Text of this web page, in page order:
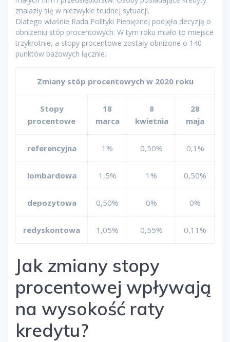
znalazły się w niezwykle trudnej sytuacji.
Dlatego właśnie Rada Polityki Pieniężnej podjęła decyzję o
obniżeniu stóp procentowych. W tym roku miało to miejsce
trzykrotnie, a stopy procentowe zostały obniżone o 140
punktów bazowych łącznie.
Zmiany stóp procentowych w 2020 roku
Stopy
procentowe
18
marca
8
kwietnia
28
maja
referencyjna 1% 0,50% 0,1%
lombardowa 1,5% 1% 0,50%
depozytowa 0,50% 0% 0%
redyskontowa 1,05% 0,55% 0,11%
Jak zmiany stopy
procentowej wpływają
na wysokość raty
kredytu?